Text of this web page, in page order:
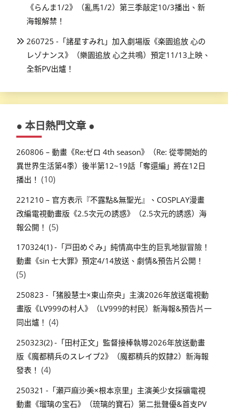
《らんま1/2》（亂馬1/2）第三季敲定10/3播出、新
海報解禁！
260725 -「諸星すみれ」加入劇場版《楽園追放 心の
レゾナンス》（樂園追放 心之共鳴）預定11/13上映、
全新PV出爐！
● 本日熱門文章 ●
260806 – 動畫《Re:ゼロ 4th season》（Re: 從零開始的
異世界生活第4季）後半第12~19話「奪還編」將在12日
播出！ (10)
221210 – 官方表示『不露點&無聖光』、COSPLAY漫畫
改編電視動畫版《2.5次元の誘惑》（2.5次元的誘惑）海
報公開！ (5)
170324(1) -「戸田めぐみ」純情高中生的巨乳地獄冒險！
動畫《sin 七大罪》預定4/14放送、劇情&預告片公開！
(5)
250823 -「猪股慧士×東山奈央」主演2026年放送電視動
畫版《LV999の村人》（LV999的村民）新海報&預告片一
同出爐！ (4)
250323(2) -「田村正文」監督接棒執導2026年放送動畫
版《魔都精兵のスレイブ2》（魔都精兵的奴隸2）新海報
發表！ (4)
250321 -「瀬戸麻沙美×根本京里」主演美少女採礦電視
動畫《瑠璃の宝石》（琉璃的寶石）第二批聲優&首支PV